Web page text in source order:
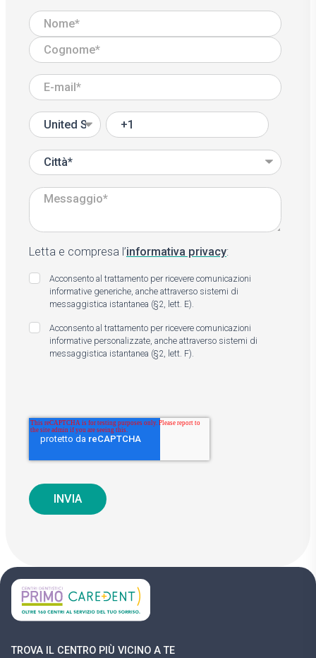
Letta e compresa l’informativa privacy:
Acconsento al trattamento per ricevere comunicazioni
informative generiche, anche attraverso sistemi di
messaggistica istantanea (§2, lett. E).
Acconsento al trattamento per ricevere comunicazioni
informative personalizzate, anche attraverso sistemi di
messaggistica istantanea (§2, lett. F).
TROVA IL CENTRO PIÙ VICINO A TE